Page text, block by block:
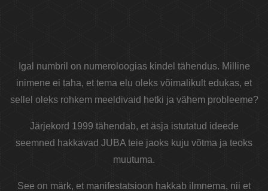
Igal numbril on numeroloogias kindel tähendus. Milline
inimene ei taha, et tema elu oleks võimalikult edukas, et
sellel oleks rohkem meeldivaid hetki ja vähem probleeme?
Järjekord 1999 tähendab, et äsja istutatud ideede
seemned hakkavad JUBA teie jaoks kuju võtma ja teoks
muutuma.
See on märk, et manifestatsioon hakkab ilmnema, nii et